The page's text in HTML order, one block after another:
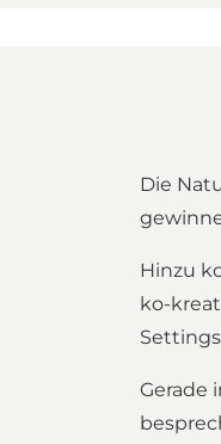
Die
Hinzu
ko-
Gerade